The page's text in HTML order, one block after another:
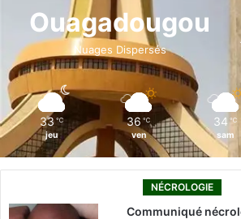
o
k
i
n
Ouagadougou
Nuages Dispersés
33 ℃
jeu
36 ℃
ven
34 ℃
sam
NÉCROLOGIE
Communiqué